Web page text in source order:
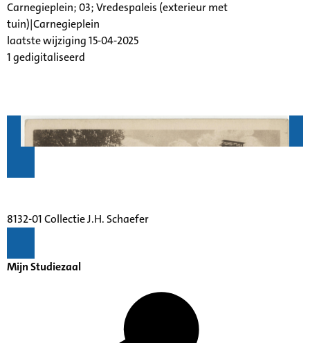
Carnegieplein; 03; Vredespaleis (exterieur met
tuin)|Carnegieplein
laatste wijziging 15-04-2025
1 gedigitaliseerd
8132-01 Collectie J.H. Schaefer
Mijn Studiezaal